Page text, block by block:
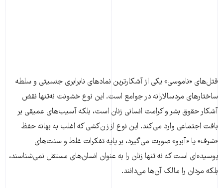
قتل‌های «ناموسی» یکی از آشکارترین نمادهای نابرابری جنسیتی و سلطه‌
ساختارهای مردسالارانه در جوامع است. این نوع خشونت نه‌تنها نقض
آشکار حقوق بشر و کرامت انسانی زنان است، بلکه آسیب‌های عمیقی بر
بافت اجتماعی وارد می‌کند. این نوع از زن‌کشی که اغلب به بهانه حفظ
«شرف» یا «آبرو» صورت می‌گیرد، بر پایه‌ تفکرات غلط و سنت‌های
پوسیده‌ای است که نه تنها زنان را به عنوان انسان‌های مستقل نمی‌شناسند،
بلکه مردان را مالک آن‌ها می‌دانند.